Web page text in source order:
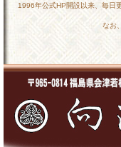
1996年公式HP開設以来、毎日
なお